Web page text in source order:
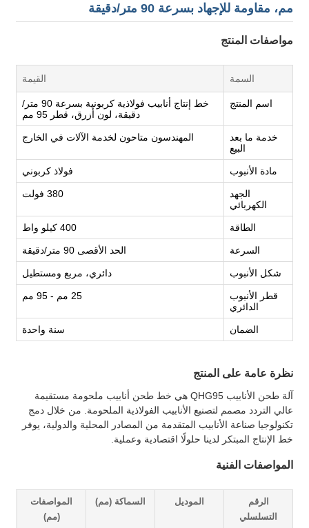
مم، مقاومة للإجهاد بسرعة 90 متر/دقيقة
مواصفات المنتج
السمة القيمة
اسم المنتج
خط إنتاج أنابيب فولاذية كربونية بسرعة 90 متر/
دقيقة، لون أزرق، قطر 95 مم
خدمة ما بعد
البيع
المهندسون متاحون لخدمة الآلات في الخارج
مادة الأنبوب فولاذ كربوني
الجهد
الكهربائي
380 فولت
الطاقة 400 كيلو واط
السرعة الحد الأقصى 90 متر/دقيقة
شكل الأنبوب دائري، مربع ومستطيل
قطر الأنبوب
الدائري
25 مم - 95 مم
الضمان سنة واحدة
نظرة عامة على المنتج
آلة طحن الأنابيب QHG95 هي خط طحن أنابيب ملحومة مستقيمة
عالي التردد مصمم لتصنيع الأنابيب الفولاذية الملحومة. من خلال دمج
تكنولوجيا صناعة الأنابيب المتقدمة من المصادر المحلية والدولية، يوفر
خط الإنتاج المبتكر لدينا حلولًا اقتصادية وعملية.
المواصفات الفنية
الرقم
التسلسلي
الموديل السماكة (مم)
المواصفات
(مم)